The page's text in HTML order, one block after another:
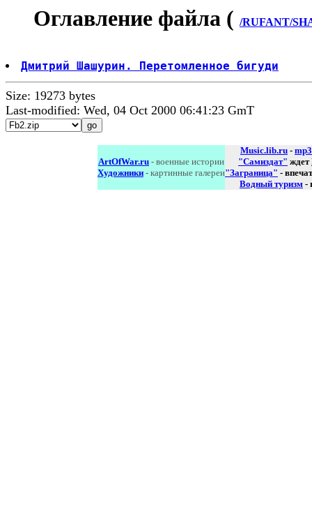
Оглавление файла ( /RUFANT/
Дмитрий Шашурин. Перетомленное бигуди
Size: 19273 bytes
Last-modified: Wed, 04 Oct 2000 06:41:23 GmT
ArtOfWar.ru - военные истории
Художники - картинные галереи
Music.lib.ru - mp3
"Самиздат" ждет
"Заграница" -
Водный туризм -